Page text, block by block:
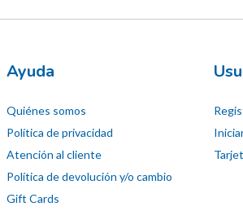
Ayuda
Quiénes somos
Política de privacidad
Atención al cliente
Política de devolución y/o cambio
Gift Cards